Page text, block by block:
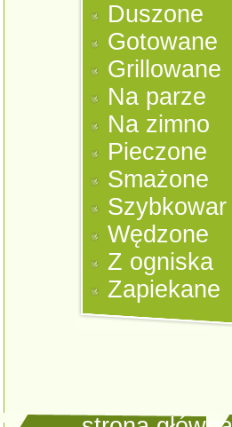
Duszone
Gotowane
Grillowane
Na parze
Na zimno
Pieczone
Smażone
Szybkowar
Wędzone
Z ogniska
Zapiekane